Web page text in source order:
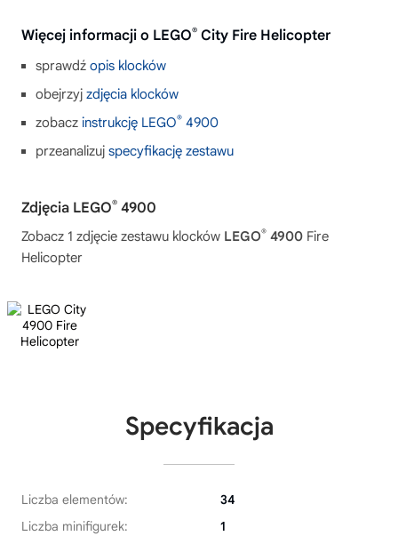
Więcej informacji o LEGO® City Fire Helicopter
sprawdź opis klocków
obejrzyj zdjęcia klocków
zobacz instrukcję LEGO® 4900
przeanalizuj specyfikację zestawu
Zdjęcia LEGO® 4900
Zobacz 1 zdjęcie zestawu klocków LEGO® 4900 Fire
Helicopter
Specyfikacja
Liczba elementów:
34
Liczba minifigurek:
1